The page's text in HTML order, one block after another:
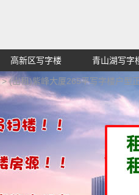
租租赁招租出售,找高端高
高新区写字楼 青山湖写字
> (出租)紫峰大厦265平写字楼户型